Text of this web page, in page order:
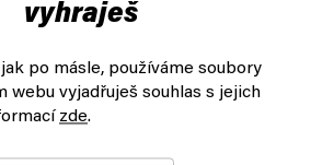
vyhraješ
po másle, používáme soubory
webu vyjadřuješ souhlas s jejich
zde.
které se používají k barvení figurek
zapojit vlastní fantazii.